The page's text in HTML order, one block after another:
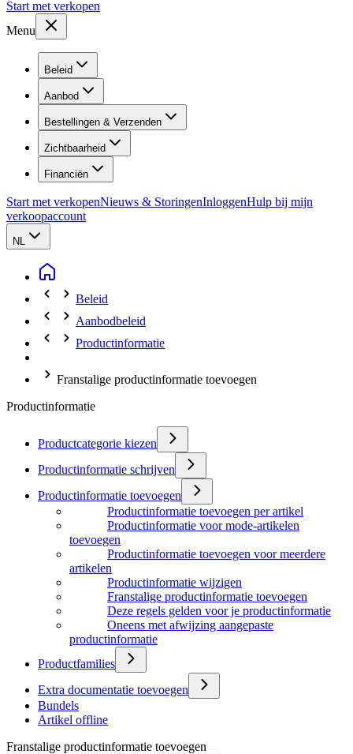
Start met verkopen
Menu
Beleid
Aanbod
Bestellingen & Verzenden
Zichtbaarheid
Financiën
Start met verkopenNieuws & StoringenInloggenHulp bij mijn
verkoopaccount
NL
Beleid
Aanbodbeleid
Productinformatie
Franstalige productinformatie toevoegen
Productinformatie
Productcategorie kiezen
Productinformatie schrijven
Productinformatie toevoegen
Productinformatie toevoegen per artikel
Productinformatie voor mode-artikelen
toevoegen
Productinformatie toevoegen voor meerdere
artikelen
Productinformatie wijzigen
Franstalige productinformatie toevoegen
Deze regels gelden voor je productinformatie
Oneens met afwijzing aangepaste
productinformatie
Productfamilies
Extra documentatie toevoegen
Bundels
Artikel offline
Franstalige productinformatie toevoegen